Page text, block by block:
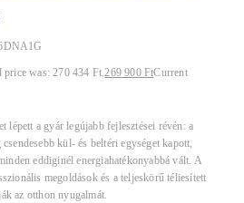
price was: 270 434 Ft.269 900FtCurrent
lépett a gyár legújabb fejlesztései révén: a
kül- és beltéri egységet kapott,
eddiginél energiahatékonyabbá vált. A
megoldások és a teljeskörű téliesített
az otthon nyugalmát.